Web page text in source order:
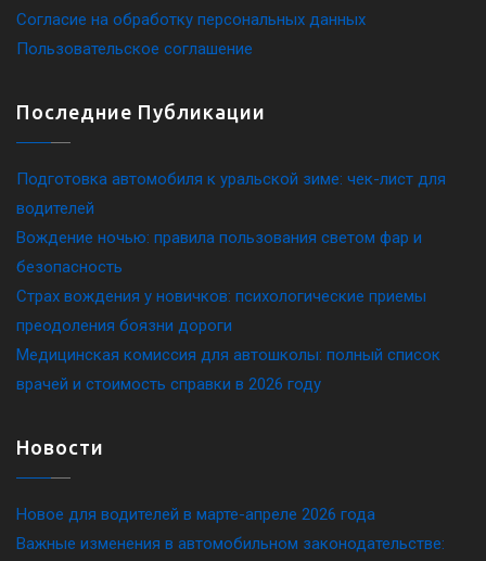
Согласие на обработку персональных данных
Пользовательское соглашение
Последние Публикации
Подготовка автомобиля к уральской зиме: чек-лист для
водителей
Вождение ночью: правила пользования светом фар и
безопасность
Страх вождения у новичков: психологические приемы
преодоления боязни дороги
Медицинская комиссия для автошколы: полный список
врачей и стоимость справки в 2026 году
Новости
Новое для водителей в марте-апреле 2026 года
Важные изменения в автомобильном законодательстве: